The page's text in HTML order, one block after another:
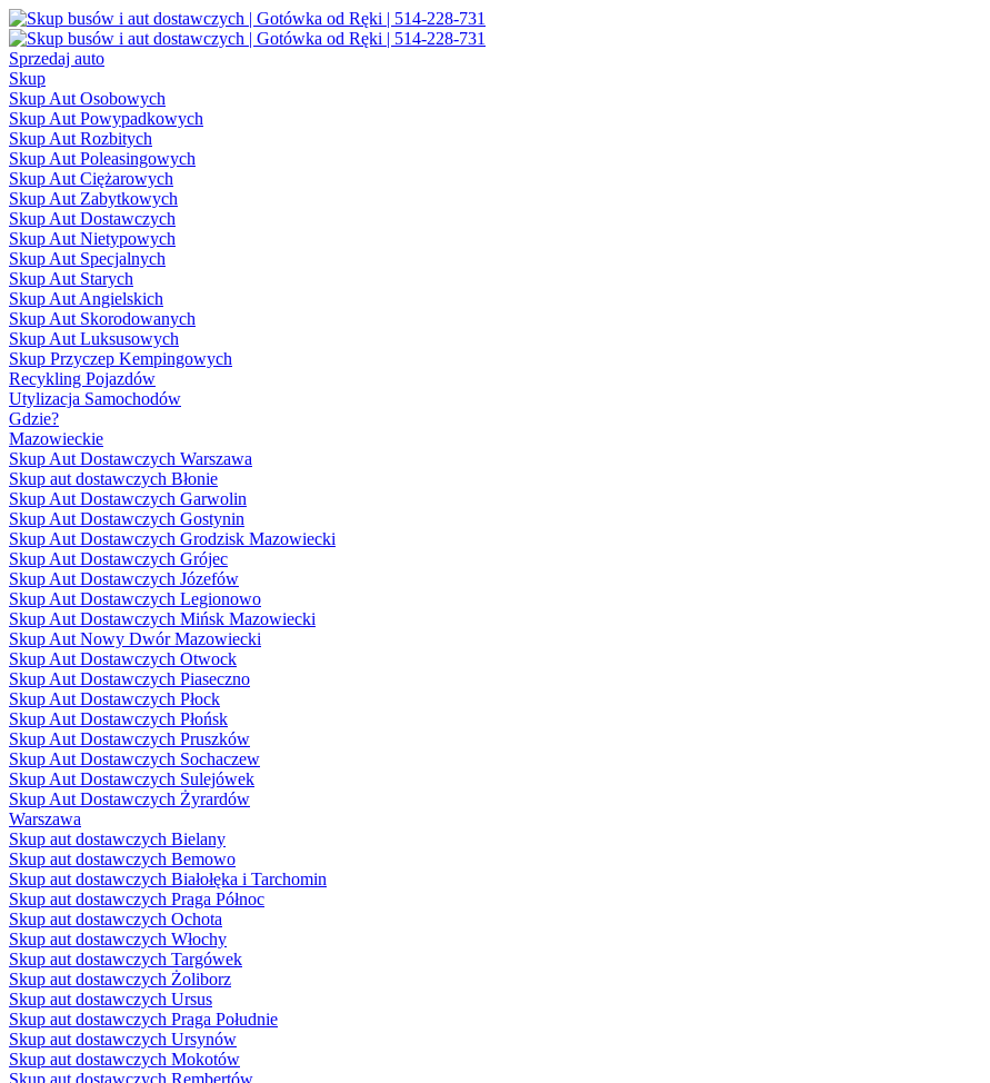
Sprzedaj auto
Skup
Skup Aut Osobowych
Skup Aut Powypadkowych
Skup Aut Rozbitych
Skup Aut Poleasingowych
Skup Aut Ciężarowych
Skup Aut Zabytkowych
Skup Aut Dostawczych
Skup Aut Nietypowych
Skup Aut Specjalnych
Skup Aut Starych
Skup Aut Angielskich
Skup Aut Skorodowanych
Skup Aut Luksusowych
Skup Przyczep Kempingowych
Recykling Pojazdów
Utylizacja Samochodów
Gdzie?
Mazowieckie
Skup Aut Dostawczych Warszawa
Skup aut dostawczych Błonie
Skup Aut Dostawczych Garwolin
Skup Aut Dostawczych Gostynin
Skup Aut Dostawczych Grodzisk Mazowiecki
Skup Aut Dostawczych Grójec
Skup Aut Dostawczych Józefów
Skup Aut Dostawczych Legionowo
Skup Aut Dostawczych Mińsk Mazowiecki
Skup Aut Nowy Dwór Mazowiecki
Skup Aut Dostawczych Otwock
Skup Aut Dostawczych Piaseczno
Skup Aut Dostawczych Płock
Skup Aut Dostawczych Płońsk
Skup Aut Dostawczych Pruszków
Skup Aut Dostawczych Sochaczew
Skup Aut Dostawczych Sulejówek
Skup Aut Dostawczych Żyrardów
Warszawa
Skup aut dostawczych Bielany
Skup aut dostawczych Bemowo
Skup aut dostawczych Białołęka i Tarchomin
Skup aut dostawczych Praga Północ
Skup aut dostawczych Ochota
Skup aut dostawczych Włochy
Skup aut dostawczych Targówek
Skup aut dostawczych Żoliborz
Skup aut dostawczych Ursus
Skup aut dostawczych Praga Południe
Skup aut dostawczych Ursynów
Skup aut dostawczych Mokotów
Skup aut dostawczych Rembertów